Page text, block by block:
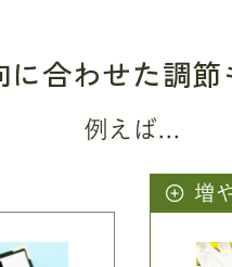
に合わせた調節
例えば...
増